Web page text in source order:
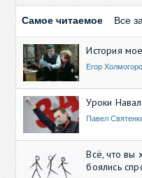
Самое читаемое Все
История
Егор
Уроки
Павел
Всё, что вы
боялись